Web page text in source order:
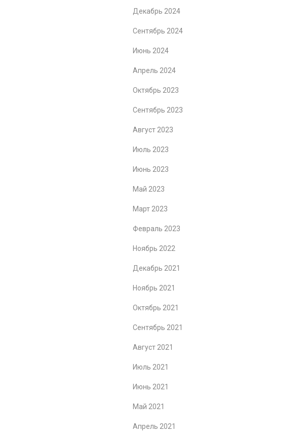
Декабрь 2024
Сентябрь 2024
Июнь 2024
Апрель 2024
Октябрь 2023
Сентябрь 2023
Август 2023
Июль 2023
Июнь 2023
Май 2023
Март 2023
Февраль 2023
Ноябрь 2022
Декабрь 2021
Ноябрь 2021
Октябрь 2021
Сентябрь 2021
Август 2021
Июль 2021
Июнь 2021
Май 2021
Апрель 2021